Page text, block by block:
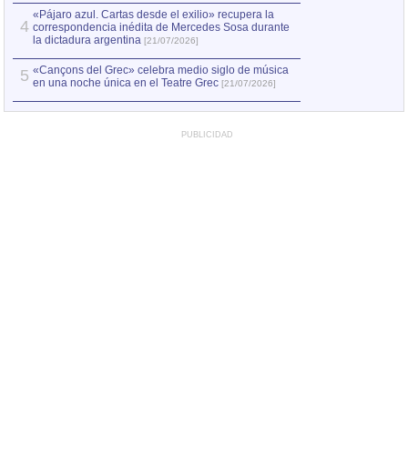
4
«Pájaro azul. Cartas desde el exilio» recupera la
correspondencia inédita de Mercedes Sosa durante
la dictadura argentina [21/07/2026]
5 «Cançons del Grec» celebra medio siglo de música
en una noche única en el Teatre Grec [21/07/2026]
PUBLICIDAD